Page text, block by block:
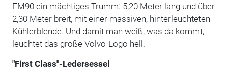
EM90 ein mächtiges Trumm: 5,20 Meter lang und über
2,30 Meter breit, mit einer massiven, hinterleuchteten
Kühlerblende. Und damit man weiß, was da kommt,
leuchtet das große Volvo-Logo hell.
"First Class"-Ledersessel